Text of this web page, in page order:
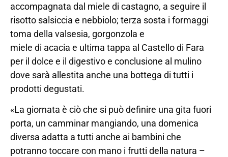
accompagnata dal miele di castagno, a seguire il
risotto salsiccia e nebbiolo; terza sosta i formaggi
toma della valsesia, gorgonzola e
miele di acacia e ultima tappa al Castello di Fara
per il dolce e il digestivo e conclusione al mulino
dove sarà allestita anche una bottega di tutti i
prodotti degustati.
«La giornata è ciò che si può definire una gita fuori
porta, un camminar mangiando, una domenica
diversa adatta a tutti anche ai bambini che
potranno toccare con mano i frutti della natura –